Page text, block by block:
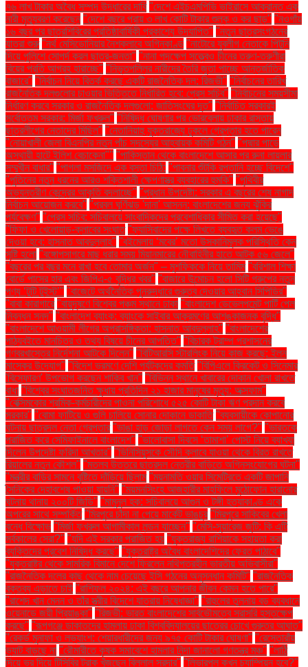
৭৬ লাখ টাকার অবৈধ সম্পদ উদ্ধারের দাবি "দেশে এইচএমপিভি ভাইরাসে আক্রান্ত এক
নারী মৃত্যুবরণ করেছেন "দেশে বছরে প্রায় ৩ লাখ কোটি টাকার শুল্ক ও কর ছাড়" "নওগাঁয়
১৬ বছর পর ছাত্রশিবিরের প্রতিষ্ঠাবার্ষিকী প্রকাশ্যে উদযাপিত" "নতুন ছাত্রসংগঠনের
যাত্রা শুরু "নর্থ মেসিডোনিয়ার নৈশক্লাবে অগ্নিকাণ্ড "নাটোরে যুবলীগ নেতাকে পিটুনি
দিয়ে পুলিশে সোপর্দ করল ছাত্র-জনতা" "নানা পদক্ষেপ সত্ত্বেও চীনের তরুণ-তরুণীরা
বিয়ের প্রতি আগ্রহ হারাচ্ছে" "নিভৃতপল্লির নারীদের তৈরি জুতা পাচ্ছে আন্তর্জাতিক
বাজারে" "নির্বাচন নিয়ে বিতর্ক করছে একটি রাজনৈতিক দল: রিজভী" "নির্বাচনের তারিখ
রাজনৈতিক দলগুলোর চাওয়ার ভিত্তিতে নির্ধারিত হবে: প্রেস সচিব" "নির্বাচনের সময়সীমা
নির্ধারণ করবে সরকার ও রাজনৈতিক দলগুলো: জাতিসংঘের দূত" "নির্বাচিত সরকারই
সর্বোত্তম সরকার: মির্জা ফখরুল" "নিষিদ্ধ ঘোষণার পর ভোরবেলায় ঢাকার রাস্তায়
ছাত্রলীগের নেতাদের মিছিল" "নেতানিয়াহু যুক্তরাজ্যে ঢুকলে গ্রেপ্তার হতে পারেন
"নোয়াখালী জেলা বিএনপির নতুন পাঁচ সদস্যের আহ্বায়ক কমিটি গঠন" "পদ্মার পাড়ে
অস্থায়ী হাটে ইলিশ বেচাকেনা"'' "পাকিস্তান থেকে বাংলাদেশে আসার পর রুনা লায়লার
সম্মুখীন বাধার" "পাগলা মসজিদে এক বস্তা চিঠি: "পাবনার শুঁটকি রপ্তানি হচ্ছে বিদেশে"
"পুতিনের নতুন ধরনের আরও শক্তিশালী ক্ষেপণাস্ত্র ব্যবহারের হুমকি" "পৃথিবীর
অভ্যন্তরীণ কেন্দ্রের আকৃতি বদলাচ্ছে" "প্রধান উপদেষ্টা: সরকার এ বছরের শেষ নাগাদ
নির্বাচন আয়োজন করবে" "প্রবল ঘূর্ণিঝড় 'দানা' আসন্ন: বাংলাদেশের জন্য ঝুঁকির
পর্যবেক্ষণ" "প্রেস সচিব: সচিবালয়ে সাংবাদিকদের প্রবেশাধিকার সীমিত করা হয়েছে"
"ফিফা ও খেলোয়াড়-ক্লাবের সংঘাত "ফ্যাসিবাদের পক্ষে লিখতে ব্যবহৃত কলম ভেঙে
দেওয়া হবে: হাসনাত আবদুল্লাহ" "বইমেলায় ‘মবের’ মতো উসকানিমূলক পরিস্থিতি কেন
সৃষ্টি হলো "বঙ্গোপসাগরে মাছ ধরার সময় মিয়ানমারের নৌবাহিনীর হাতে আটক ৫৬ জেলে"
"বছরের পর বছর মনে রাখা হবে তোমার অর্জন" – মুশফিককে নিয়ে তামিম "বরিশাল শিক্ষা
বোর্ডে পাসের হার এবং জিপিএ-৫ বৃদ্ধির খবর" "বাজারে উন্মোচন হলো সিটি গ্রুপের নতুন
পণ্য ‘টুটি টুইস্ট’" "বাজেটে অর্থনৈতিক পুনরুদ্ধারে গুরুত্ব দেওয়ার আহ্বান সিপিডির"
"বাবা কারাগারে "বায়ুদূষণে বিশ্বের পঞ্চম স্থানে ঢাকা "বাংলাদেশ ডেভেলপমেন্ট পার্টি পেল
নিবন্ধন সনদ" "বাংলাদেশ ব্যাংক: ব্যাংকে সাইবার আক্রমণের আশঙ্কাজনক বৃদ্ধি"
"বাংলাদেশে আওয়ামী লীগের অপ্রাসঙ্গিকতা: হাসনাত আবদুল্লাহ" "বাংলাদেশের
পাঠ্যবইতে মানচিত্র ও তথ্য বিষয়ে চীনের আপত্তি" "বিচারক ট্রাম্প প্রশাসনের
গণবরখাস্তের নির্দেশনা আটকে দিলেন" "বিটিআরসি স্টারলিংক নিয়ে কাজ করছে: ইলন
মাস্কের উদ্যোগ" "বিদেশ ভ্রমণে দেশি পর্যটকদের কমতি "বিপিএলে ক্রিকেট ও সিনেমার
'বিস্ফোরণ' উপভোগ করছেন শাকিব খান" "বিভিন্ন স্থানে খাবারের দোকান খোলা রাখতে
বাধা "বিশ্বের সংঘাতজনিত ক্ষুধায় প্রতিদিন ২১ হাজার মানুষের মৃত্যু: অক্সফাম"
"বেক্সিমকোর শ্রমিক-কর্মচারীদের পাওনা পরিশোধে ৫২৫ কোটি টাকা ঋণ প্রদান করবে
সরকার" "বোমা ফাটিয়ে ও গুলি চালিয়ে সোনার দোকানে ডাকাতি "ব্যবসায়ীকে কোপানোর
ঘটনায় ছাত্রদল নেতা গ্রেপ্তার "ভাঙা হাড় জোড়া লাগতে কেন সময় লাগে?" "ভারতকে
পরাজিত করে সেমিফাইনালে বাংলাদেশ" "ভালোবাসা দিবসে ‘তামাশা’ পোস্ট নিয়ে ব্যাখ্যা
দিলেন উপদেষ্টা ফরিদা আখতার" "ভিনিসিয়ুসকে সৌদি ক্লাবে যাওয়া থেকে বিরত রাখতে
রিয়ালের নতুন কৌশল" "মতলব উত্তরে ছাত্রদল নেত্রীর বাড়িতে অগ্নিসংযোগের ঘটনা"
"মন্ত্রীর বাড়ির সামনে বৃষ্টিতে দাঁড়িয়ে ছিলাম "ময়নামতি ওয়ার সিমেট্রিতে একটি জাপানি
সৈনিকের দেহাবশেষ পাওয়া যায়নি" "ময়মনসিংহে আজহারীর মাহফিলে মুঠোফোন হারানোর
ঘটনায় থানায় ২০০টি জিডি" "মামুনুল হক: সচিবালয়ে আগুন ও টঙ্গী হত্যাকাণ্ড একে
অপরের সাথে সম্পর্কিত "মিরপুরে চাঁদা না পেয়ে মার্কেট ভাঙচুর "মিরপুরে সাকিবের খেলা
বন্ধে বিক্ষোভ "মির্জা ফখরুল আগামীকাল লন্ডন যাচ্ছেন" "মেসি-সুয়ারেজ জুটি: কি এটি
সর্বকালের সেরা?" "যদি এই সরকার পরাজিত হয় "যুক্তরাজ্য রাশিয়াকে সহায়তা করা
ব্যক্তিদের প্রবেশ নিষিদ্ধ করছে" "যুক্তরাষ্ট্র অবৈধ বাংলাদেশিদের ফেরত পাঠাবে"
"যুক্তরাষ্ট্র থেকে সামরিক বিমানে দেশে ফিরলেন নথিপত্রহীন ভারতীয় অভিবাসীরা"
"রাজনৈতিক দলের কাছ থেকে নাম চেয়েছে ইসি গঠনের অনুসন্ধান কমিটি" "রাজনৈতিক
বক্তব্য এড়াতে চাই "রাশিফল ২০২৪: এই বছরে আপনার জীবন কেমন হতে পারে"
"রাশেদ খান মেনন ও তাঁর স্ত্রীর বিদেশে যাত্রায় নিষেধাজ্ঞা" "রাহুলের তুলনায় বড় ব্যবধানে
ওয়েনাডে জয়ী প্রিয়াঙ্কা" "রিজভী: ভারত বাংলাদেশের সার্বভৌমত্বে সরাসরি হস্তক্ষেপ
করছে" "রূপগঞ্জে ডাকাতদের হামলায় ঢাকা বিশ্ববিদ্যালয়ের ছাত্রের চোখে গুরুতর আঘাত"
"রেকর্ড মুনাফা ও লভ্যাংশ: শেয়ারধারীদের জন্য ৯৭৫ কোটি টাকার ঘোষণা" "রেস্তোরাঁয়
ভ্যাট বাড়ছে না "রৌমারীতে কৃষক সমাবেশে হামলার নিন্দা জানালো গণতন্ত্র মঞ্চ" "লাঠি
দিয়ে ভর দিয়ে টিসিবির ট্রাক খুঁজছেন বিল্লাল সরদার" "লিভারপুল কখন চ্যাম্পিয়ন হবে?"